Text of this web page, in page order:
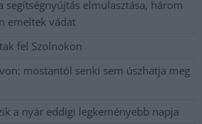
segítségnyújtás elmulasztása, három
emeltek vádat
fel Szolnokon
mostantól senki sem úszhatja meg
a nyár eddigi legkeményebb napja